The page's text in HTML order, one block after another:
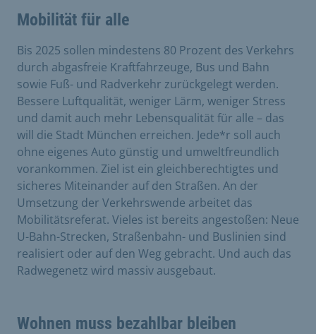
Mobilität für alle
Bis 2025 sollen mindestens 80 Prozent des Verkehrs
durch abgasfreie Kraftfahrzeuge, Bus und Bahn
sowie Fuß- und Radverkehr zurückgelegt werden.
Bessere Luftqualität, weniger Lärm, weniger Stress
und damit auch mehr Lebensqualität für alle – das
will die Stadt München erreichen. Jede*r soll auch
ohne eigenes Auto günstig und umweltfreundlich
vorankommen. Ziel ist ein gleichberechtigtes und
sicheres Miteinander auf den Straßen. An der
Umsetzung der Verkehrswende arbeitet das
Mobilitätsreferat. Vieles ist bereits angestoßen: Neue
U-Bahn-Strecken, Straßenbahn- und Buslinien sind
realisiert oder auf den Weg gebracht. Und auch das
Radwegenetz wird massiv ausgebaut.
Wohnen muss bezahlbar bleiben